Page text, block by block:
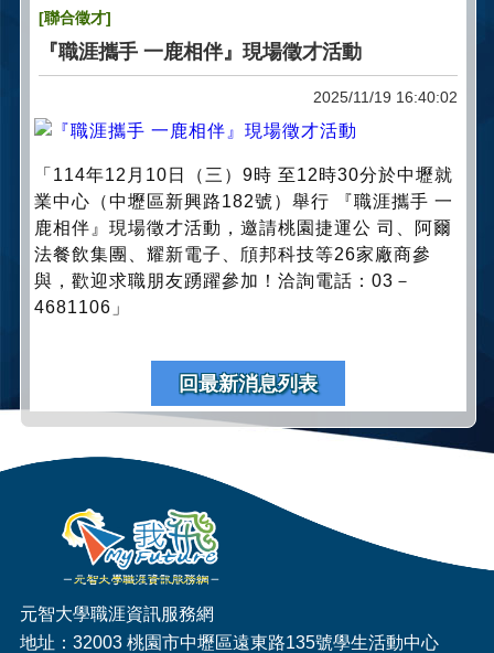
[聯合徵才]
『職涯攜手 一鹿相伴』現場徵才活動
2025/11/19 16:40:02
「114年12月10日（三）9時 至12時30分於中壢就
業中心（中壢區新興路182號）舉行 『職涯攜手 一
鹿相伴』現場徵才活動，邀請桃園捷運公 司、阿爾
法餐飲集團、耀新電子、頎邦科技等26家廠商參
與，歡迎求職朋友踴躍參加！洽詢電話：03－
4681106」
回最新消息列表
元智大學職涯資訊服務網
地址：32003 桃園市中壢區遠東路135號學生活動中心